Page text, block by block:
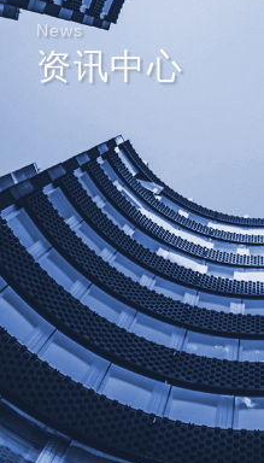
News
资讯中心